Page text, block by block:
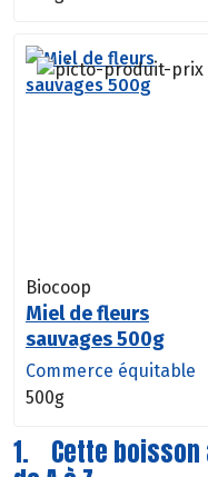
Biocoop
Miel de fleurs
sauvages 500g
Commerce équitable
500g
1. Cette boisson